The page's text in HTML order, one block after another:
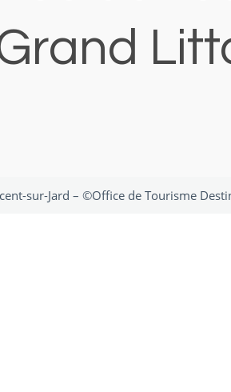
sur-Jard – ©Office de Tourisme